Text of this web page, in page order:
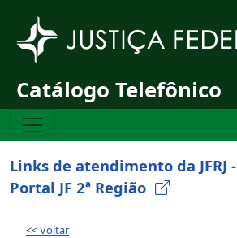
Catálogo Telefônico
Links de atendimento da JFRJ -
Portal JF 2ª Região
<< Voltar